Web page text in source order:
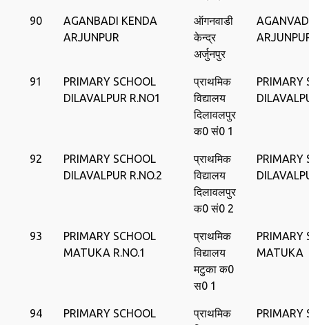
90
AGANBADI KENDA
ARJUNPUR
ऑगनवाडी
केन्‍द्र
अर्जुनपुर
91
PRIMARY SCHOOL
DILAVALPUR R.NO1
प्राथमिक
विद्यालय
दिलावलपुर
क0 सं0 1
PRIMARY
92
PRIMARY SCHOOL
DILAVALPUR R.NO.2
प्राथमिक
विद्यालय
दिलावलपुर
क0 सं0 2
PRIMARY
93
PRIMARY SCHOOL
MATUKA R.NO.1
प्राथमिक
विद्यालय
मटुका क0
स0 1
PRIMARY
MATUKA
94
PRIMARY SCHOOL
प्राथमिक
PRIMARY